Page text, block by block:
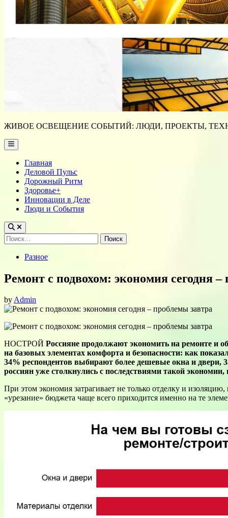
ЖИВОЕ ОСВЕЩЕНИЕ СОБЫТИЙ: ЛЮДИ, ПРОЕКТЫ,
Main
Menu
Главная
Деловой Пульс
Дорожный Ритм
Здоровье+
Инновации в Деле
Люди и События
Найти:
PostedРазное
Ремонт с подвохом: экономия сегодня –
byAdmin
НОСТРОЙ Россияне продолжают экономить на ремонте и
на базовых элементах комфорта и безопасности: как
34% респондентов выбирают более дешевые окна и
россиян уже столкнулись с последствиями такой
При этом экономия затрагивает не только отделку и
«урезание» бюджета чаще всего приходится именно на те